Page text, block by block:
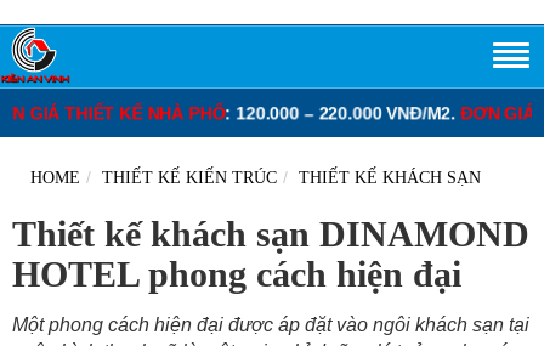
KẾ NHÀ PHỐ: 120.000 – 220.000 VNĐ/M2.ĐƠN GIÁ THIẾT
HOME THIẾT KẾ KIẾN TRÚC THIẾT KẾ KHÁCH SẠN
Thiết kế khách sạn DINAMOND
HOTEL phong cách hiện đại
Một phong cách hiện đại được áp đặt vào ngôi khách sạn tại